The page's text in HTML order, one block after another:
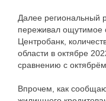
Далее региональный
переживал ощутимое
Центробанк,
области в октябре
сравнению с
Впрочем, как